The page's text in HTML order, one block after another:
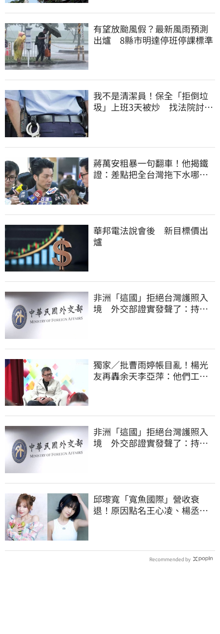
有望放颱風假？最新風雨預測
出爐 8縣市明達停班停課標準
我不是清潔員！保全「拒倒垃
圾」上班3天被炒 找法院討公
蔣萬安粗暴一句翻車！他揭鐵
證：差點把全台灣拖下水哪時
華邦電法說會後 新目標價出
爐
非洲「這國」拒絕台灣護照入
境 外交部證實發聲了：持續
獨家／批曹雨婷帳目亂！楊光
友再轟余天李亞萍：他們工會
非洲「這國」拒絕台灣護照入
境 外交部證實發聲了：持續
邱瓈寬「寬魚國際」營收衰
退！原因點名王心凌、楊丞琳
Recommended by